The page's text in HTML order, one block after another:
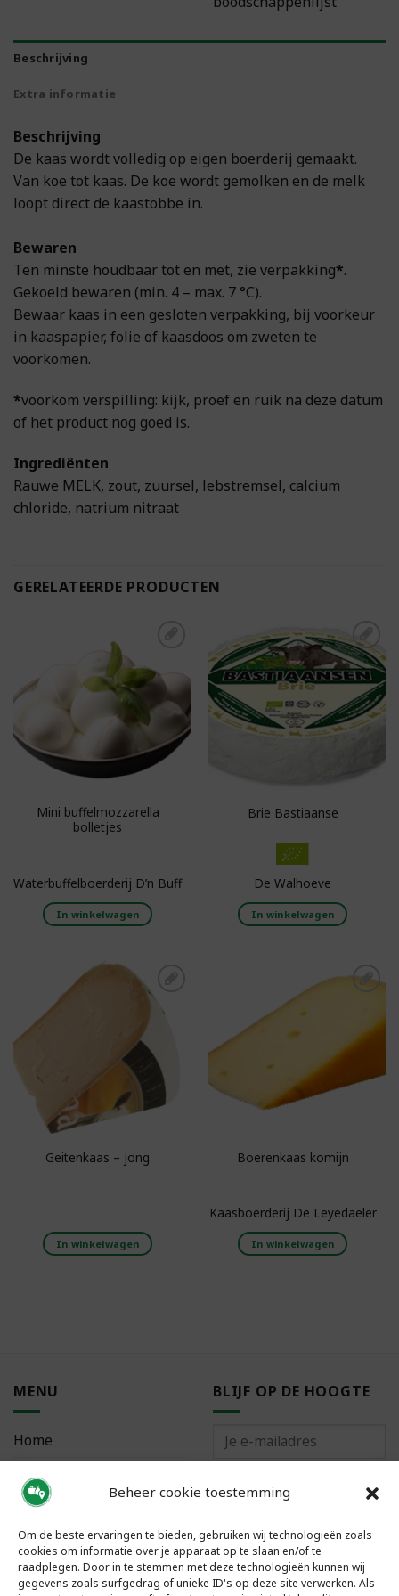
Beheer cookie toestemming
Om de beste ervaringen te bieden, gebruiken wij technologieën zoals
cookies om informatie over je apparaat op te slaan en/of te
raadplegen. Door in te stemmen met deze technologieën kunnen wij
gegevens zoals surfgedrag of unieke ID's op deze site verwerken. Als
Beschrijving
Extra informatie
Beschrijving
De kaas wordt volledig op eigen boerderij gemaakt.
Van koe tot kaas. De koe wordt gemolken en de melk
loopt direct de kaastobbe in.
Bewaren
Ten minste houdbaar tot en met, zie verpakking*.
Gekoeld bewaren (min. 4 – max. 7 °C).
Bewaar kaas in een gesloten verpakking, bij voorkeur
in kaaspapier, folie of kaasdoos om zweten te
voorkomen.
*voorkom verspilling: kijk, proef en ruik na deze datum
of het product nog goed is.
Ingrediënten
Rauwe MELK, zout, zuursel, lebstremsel, calcium
chloride, natrium nitraat
GERELATEERDE PRODUCTEN
Toevoegen aan
boodschappenlijst
Mini buffelmozzarella
bolletjes
Waterbuffelboerderij D’n Buff
In winkelwagen
Toevoegen aan
boodschappenlijst
Brie Bastiaanse
De Walhoeve
In winkelwagen
Geitenkaas – jong
In winkelwagen
boodschappenlijst
Boerenkaas komijn
Kaasboerderij De Leyedaeler
In winkelwagen
MENU
Home
Bestellen
Meest gestelde vragen
BLIJF OP DE HOOGTE